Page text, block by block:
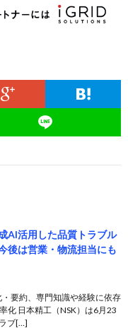
AI活用した品質トラブル
後は営業・物流担当にも
要約、専門知識や経験に依存
化 日本精工（NSK）は6月23
ブ[…]